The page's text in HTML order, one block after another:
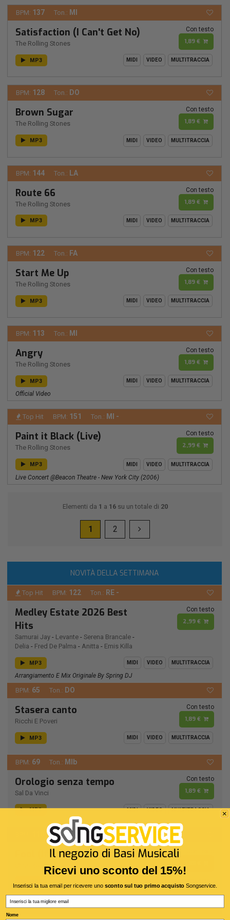
BPM: 137 Ton.: MI
Satisfaction (I Can't Get No)
The Rolling Stones
Con testo
1,89 €
MP3 MIDI VIDEO MULTITRACCIA
BPM: 128 Ton.: DO
Brown Sugar
The Rolling Stones
Con testo
1,89 €
MP3 MIDI VIDEO MULTITRACCIA
BPM: 144 Ton.: LA
Route 66
The Rolling Stones
Con testo
1,89 €
MP3 MIDI VIDEO MULTITRACCIA
BPM: 122 Ton.: FA
Start Me Up
The Rolling Stones
Con testo
1,89 €
MP3 MIDI VIDEO MULTITRACCIA
BPM: 113 Ton.: MI
Angry
The Rolling Stones
Con testo
1,89 €
MP3 MIDI VIDEO MULTITRACCIA
Official Video
Top Hit BPM: 151 Ton.: MI -
Paint it Black (Live)
The Rolling Stones
Con testo
2,99 €
MP3 MIDI VIDEO MULTITRACCIA
Live Concert @Beacon Theatre - New York City (2006)
Elementi da 1 a 16su un totale di 20
1 2
NOVITÀ DELLA SETTIMANA
Top Hit BPM: 122 Ton.: RE -
Medley Estate 2026 Best
Hits
Samurai Jay - Levante - Serena Brancale -
Delia - Fred De Palma - Anitta - Emis Killa
Con testo
2,99 €
MP3 MIDI VIDEO MULTITRACCIA
Arrangiamento E Mix Originale By Spring DJ
BPM: 65 Ton.: DO
Stasera canto
Ricchi E Poveri
Con testo
1,89 €
MP3 MIDI VIDEO MULTITRACCIA
BPM: 69 Ton.: MIb
Orologio senza tempo
Sal Da Vinci
Con testo
1,89 €
MP3 MIDI VIDEO MULTITRACCIA
Ton.: RE
Fool (If You Think It's Over)
BPM:56 Ton.:LA -
Ricevi uno sconto del 15%!
Inserisci la tua email per ricevere uno sconto sul tuo primo acquistoSongservice.
Nome